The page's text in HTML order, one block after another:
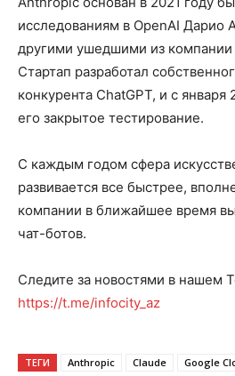
исследованиям в OpenAI Дарио
другими ушедшими из компании
Стартап разработал
конкурента ChatGPT, и с января
его закрытое тестирование.
С каждым годом сфера
развивается все быстрее,
компании в ближайшее время
чат-ботов.
Следите за новостями в нашем
https://t.me/infocity_az
ТЕГИ Anthropic Claude
Google